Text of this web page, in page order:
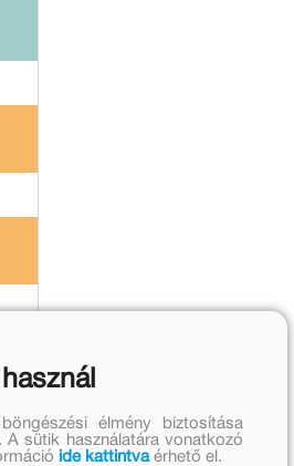
élmény biztosítása
sütik használatára vonatkozó
ide kattintvaérhető el.